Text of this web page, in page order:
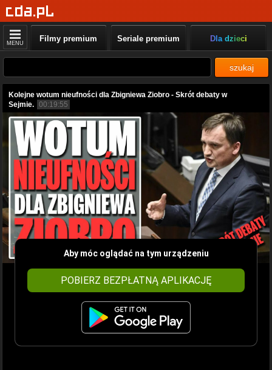
MENU Filmy premium Seriale premium Dla dzieci
szukaj
Kolejne wotum nieufności dla Zbigniewa Ziobro - Skrót debaty w
Sejmie. 00:19:55
Aby móc oglądać na tym urządzeniu
POBIERZ BEZPŁATNĄ APLIKACJĘ